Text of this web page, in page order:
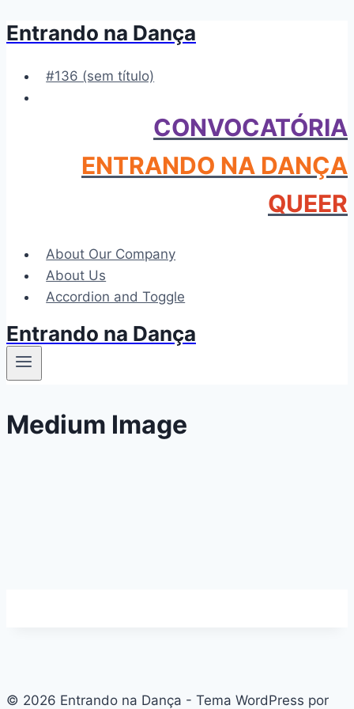
Pular
Conteúdo
Entrando na Dança
#136 (sem título)
CONVOCATÓRIA
ENTRANDO NA DANÇA
QUEER
About Our Company
About Us
Accordion and Toggle
Entrando na Dança
Medium Image
© 2026 Entrando na Dança - Tema WordPress por